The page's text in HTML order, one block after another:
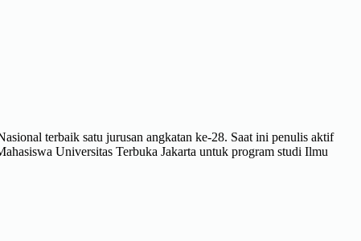
terbaik satu jurusan angkatan ke-28. Saat ini penulis aktif
Universitas Terbuka Jakarta untuk program studi Ilmu